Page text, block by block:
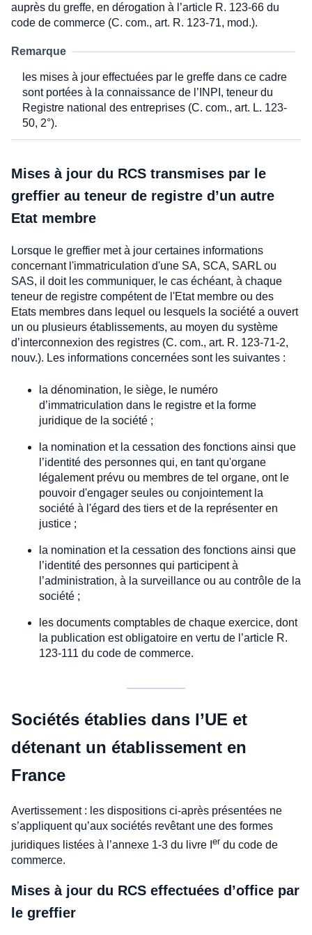
auprès du greffe, en dérogation à l’article R. 123-66 du
code de commerce (C. com., art. R. 123-71, mod.).
Remarque
les mises à jour effectuées par le greffe dans ce cadre
sont portées à la connaissance de l’INPI, teneur du
Registre national des entreprises (C. com., art. L. 123-
50, 2°).
Mises à jour du RCS transmises par le
greffier au teneur de registre d’un autre
Etat membre
Lorsque le greffier met à jour certaines informations
concernant l'immatriculation d'une SA, SCA, SARL ou
SAS, il doit les communiquer, le cas échéant, à chaque
teneur de registre compétent de l'Etat membre ou des
Etats membres dans lequel ou lesquels la société a ouvert
un ou plusieurs établissements, au moyen du système
d’interconnexion des registres (C. com., art. R. 123-71-2,
nouv.). Les informations concernées sont les suivantes :
la dénomination, le siège, le numéro
d’immatriculation dans le registre et la forme
juridique de la société ;
la nomination et la cessation des fonctions ainsi que
l’identité des personnes qui, en tant qu'organe
légalement prévu ou membres de tel organe, ont le
pouvoir d'engager seules ou conjointement la
société à l'égard des tiers et de la représenter en
justice ;
la nomination et la cessation des fonctions ainsi que
l’identité des personnes qui participent à
l’administration, à la surveillance ou au contrôle de la
société ;
les documents comptables de chaque exercice, dont
la publication est obligatoire en vertu de l’article R.
123-111 du code de commerce.
Sociétés établies dans l’UE et
détenant un établissement en
France
Avertissement : les dispositions ci-après présentées ne
s’appliquent qu’aux sociétés revêtant une des formes
juridiques listées à l’annexe 1-3 du livre I er du code de
commerce.
Mises à jour du RCS effectuées d’office par
le greffier